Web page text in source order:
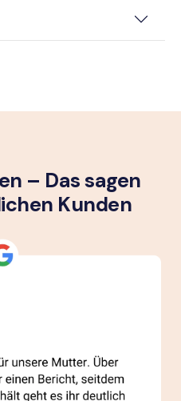
– Das sagen
Kunden